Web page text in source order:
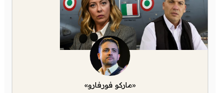
«ماركو فورفارو»